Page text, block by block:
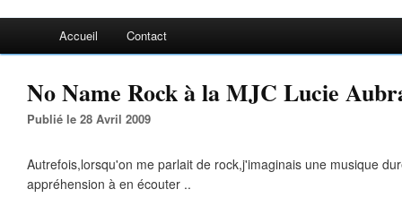
Accueil Contact
No Name Rock à la MJC Lucie
Publié le 28 Avril 2009
Autrefois,lorsqu'on me parlait de rock,j'imaginais une musique
appréhension à en écouter ..